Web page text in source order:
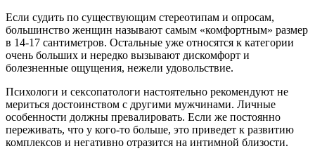
Если судить по существующим стереотипам и опросам,
большинство женщин называют самым «комфортным» размер
в 14-17 сантиметров. Остальные уже относятся к категории
очень больших и нередко вызывают дискомфорт и
болезненные ощущения, нежели удовольствие.
Психологи и сексопатологи настоятельно рекомендуют не
мериться достоинством с другими мужчинами. Личные
особенности должны превалировать. Если же постоянно
переживать, что у кого-то больше, это приведет к развитию
комплексов и негативно отразится на интимной близости.